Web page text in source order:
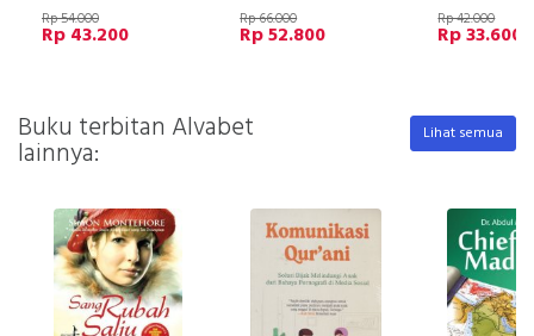
Rp 54.000
Rp 43.200
Rp 66.000
Rp 52.800
Rp 42.000
Rp 33.600
Buku terbitan Alvabet
lainnya:
Lihat semua